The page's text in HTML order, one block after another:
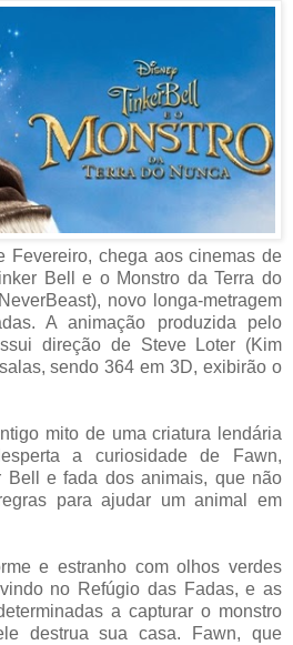
Fevereiro, chega aos cinemas de
Bell e o Monstro da Terra do
novo longa-metragem
A animação produzida pelo
direção de Steve Loter (Kim
sendo 364 em 3D, exibirão o
mito de uma criatura lendária
a curiosidade de Fawn,
Bell e fada dos animais, que não
para ajudar um animal em
e estranho com olhos verdes
no Refúgio das Fadas, e as
a capturar o monstro
destrua sua casa. Fawn, que